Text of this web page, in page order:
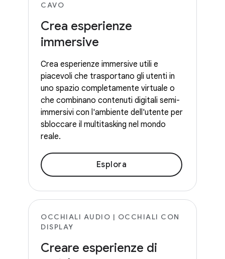
CAVO
Crea esperienze
immersive
Crea esperienze immersive utili e
piacevoli che trasportano gli utenti in
uno spazio completamente virtuale o
che combinano contenuti digitali semi-
immersivi con l'ambiente dell'utente per
sbloccare il multitasking nel mondo
reale.
Esplora
OCCHIALI AUDIO | OCCHIALI CON
DISPLAY
Creare esperienze di